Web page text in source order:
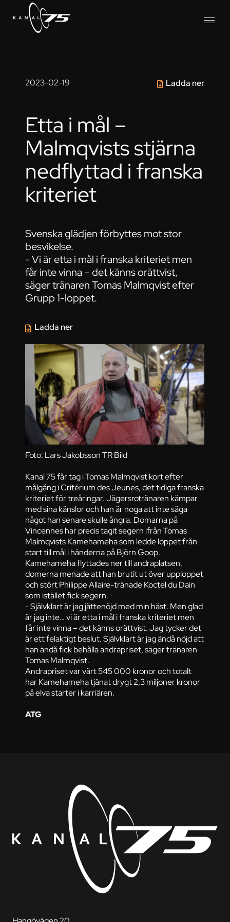
2023-02-19
Foto: Lars Jakobsson TR Bild
Ladda ner
Etta i mål –
Malmqvists stjärna
nedflyttad i franska
kriteriet
Svenska glädjen förbyttes mot stor
besvikelse.
- Vi är etta i mål i franska kriteriet men
får inte vinna – det känns orättvist,
säger tränaren Tomas Malmqvist efter
Grupp 1-loppet.
Kanal 75 får tag i Tomas Malmqvist kort efter
målgång i Critérium des Jeunes, det tidiga franska
kriteriet för treåringar. Jägersrotränaren kämpar
med sina känslor och han är noga att inte säga
något han senare skulle ångra. Domarna på
Vincennes har precis tagit segern ifrån Tomas
Malmqvists Kamehameha som ledde loppet från
start till mål i händerna på Björn Goop.
Kamehameha flyttades ner till andraplatsen,
domerna menade att han brutit ut över upploppet
och stört Philippe Allaire-tränade Koctel du Dain
som istället fick segern.
- Självklart är jag jättenöjd med min häst. Men glad
är jag inte… vi är etta i mål i franska kriteriet men
får inte vinna – det känns orättvist. Jag tycker det
är ett felaktigt beslut. Självklart är jag ändå nöjd att
han ändå fick behålla andrapriset, säger tränaren
Tomas Malmqvist.
Andrapriset var värt 545 000 kronor och totalt
har Kamehameha tjänat drygt 2,3 miljoner kronor
på elva starter i karriären.
Ladda ner
ATG